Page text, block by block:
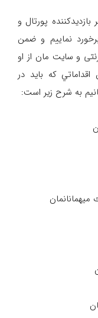
پورتال و
نماييم و ضمن
و سايت مان از او
كه بايد در
به شرح زير است: